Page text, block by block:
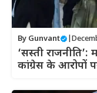
By Gunvant
‘सस्ती
कांग्रेस के आरोपों पर